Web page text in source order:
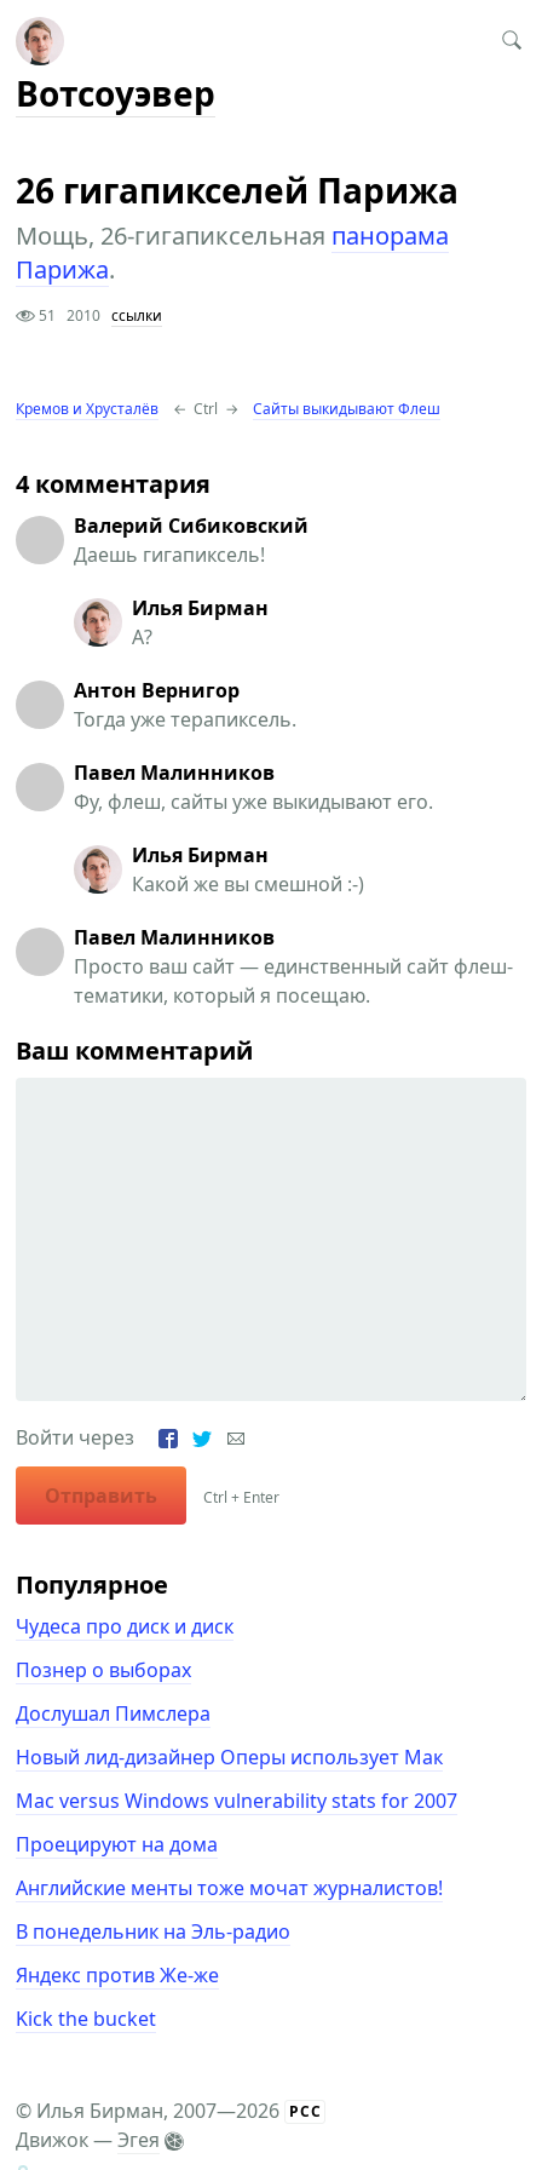
Вотсоуэвер
26 гигапикселей Парижа
Мощь, 26-гигапиксельная панорама
Парижа.
51 2010 ссылки
Кремов и Хрусталёв ← Ctrl → Сайты выкидывают Флеш
4 комментария
Валерий Сибиковский
Даешь гигапиксель!
Илья Бирман
А?
Антон Вернигор
Тогда уже терапиксель.
Павел Малинников
Фу, флеш, сайты уже выкидывают его.
Илья Бирман
Какой же вы смешной :-)
Павел Малинников
Просто ваш сайт — единственный сайт флеш-
тематики, который я посещаю.
Ваш комментарий
Войти через
Отправить Ctrl + Enter
Популярное
Чудеса про диск и диск
Познер о выборах
Дослушал Пимслера
Новый лид-дизайнер Оперы использует Мак
Mac versus Windows vulnerability stats for 2007
Проецируют на дома
Английские менты тоже мочат журналистов!
В понедельник на Эль-радио
Яндекс против Же-же
Kick the bucket
© Илья Бирман, 2007—2026 РСС
Движок —Эгея